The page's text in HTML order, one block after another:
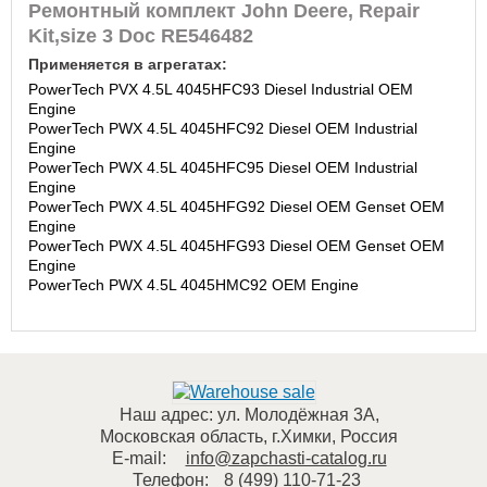
Ремонтный комплект John Deere, Repair
Kit,size 3 Doc RE546482
Применяется в агрегатах:
PowerTech PVX 4.5L 4045HFC93 Diesel Industrial OEM
Engine
PowerTech PWX 4.5L 4045HFC92 Diesel OEM Industrial
Engine
PowerTech PWX 4.5L 4045HFC95 Diesel OEM Industrial
Engine
PowerTech PWX 4.5L 4045HFG92 Diesel OEM Genset OEM
Engine
PowerTech PWX 4.5L 4045HFG93 Diesel OEM Genset OEM
Engine
PowerTech PWX 4.5L 4045HMC92 OEM Engine
Наш адрес: ул. Молодёжная 3А,
Московская область, г.Химки, Россия
E-mail:
info@zapchasti-catalog.ru
Телефон:
8 (499) 110-71-23